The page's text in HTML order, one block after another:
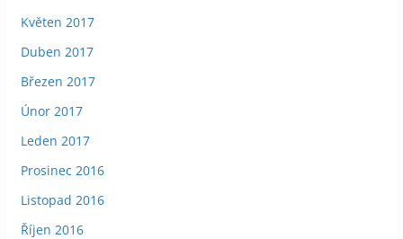
Květen 2017
Duben 2017
Březen 2017
Únor 2017
Leden 2017
Prosinec 2016
Listopad 2016
Říjen 2016